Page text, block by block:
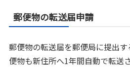
郵便物の転送届申請
郵便物の転送届を郵便局に提出
便物も新住所へ1年間自動で転送さ